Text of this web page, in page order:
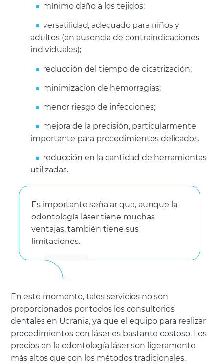
mínimo daño a los tejidos;
versatilidad, adecuado para niños y
adultos (en ausencia de contraindicaciones
individuales);
reducción del tiempo de cicatrización;
minimización de hemorragias;
menor riesgo de infecciones;
mejora de la precisión, particularmente
importante para procedimientos delicados.
reducción en la cantidad de herramientas
utilizadas.
Es importante señalar que, aunque la
odontología láser tiene muchas
ventajas, también tiene sus
limitaciones.
En este momento, tales servicios no son
proporcionados por todos los consultorios
dentales en Ucrania, ya que el equipo para realizar
procedimientos con láser es bastante costoso. Los
precios en la odontología láser son ligeramente
más altos que con los métodos tradicionales.